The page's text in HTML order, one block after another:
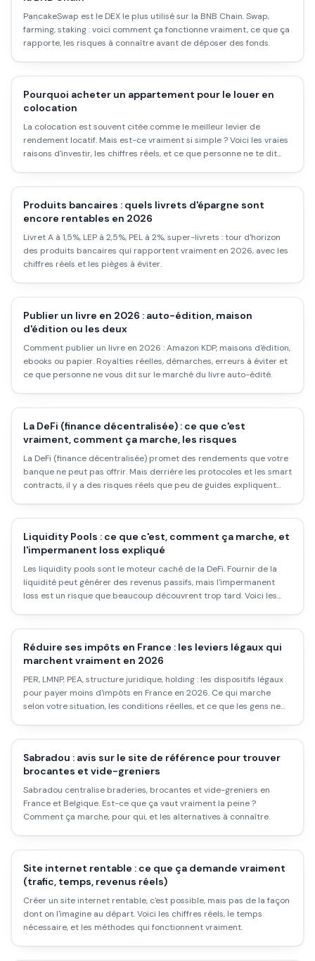
PancakeSwap est le DEX le plus utilisé sur la BNB Chain. Swap,
farming, staking : voici comment ça fonctionne vraiment, ce que ça
rapporte, les risques à connaître avant de déposer des fonds.
Pourquoi acheter un appartement pour le louer en
colocation
La colocation est souvent citée comme le meilleur levier de
rendement locatif. Mais est-ce vraiment si simple ? Voici les vraies
raisons d'investir, les chiffres réels, et ce que personne ne te dit
Produits bancaires : quels livrets d'épargne sont
encore rentables en 2026
Livret A à 1,5%, LEP à 2,5%, PEL à 2%, super-livrets : tour d'horizon
des produits bancaires qui rapportent vraiment en 2026, avec les
chiffres réels et les pièges à éviter.
Publier un livre en 2026 : auto-édition, maison
d'édition ou les deux
Comment publier un livre en 2026 : Amazon KDP, maisons d'édition,
ebooks ou papier. Royalties réelles, démarches, erreurs à éviter et
ce que personne ne vous dit sur le marché du livre auto-édité.
La DeFi (finance décentralisée) : ce que c'est
vraiment, comment ça marche, les risques
La DeFi (finance décentralisée) promet des rendements que votre
banque ne peut pas offrir. Mais derrière les protocoles et les smart
contracts, il y a des risques réels que peu de guides expliquent
Liquidity Pools : ce que c'est, comment ça marche, et
l'impermanent loss expliqué
Les liquidity pools sont le moteur caché de la DeFi. Fournir de la
liquidité peut générer des revenus passifs, mais l'impermanent
loss est un risque que beaucoup découvrent trop tard. Voici les
Réduire ses impôts en France : les leviers légaux qui
marchent vraiment en 2026
PER, LMNP, PEA, structure juridique, holding : les dispositifs légaux
pour payer moins d'impôts en France en 2026. Ce qui marche
selon votre situation, les conditions réelles, et ce que les gens ne
Sabradou : avis sur le site de référence pour trouver
brocantes et vide-greniers
Sabradou centralise braderies, brocantes et vide-greniers en
France et Belgique. Est-ce que ça vaut vraiment la peine ?
Comment ça marche, pour qui, et les alternatives à connaître.
Site internet rentable : ce que ça demande vraiment
(trafic, temps, revenus réels)
Créer un site internet rentable, c'est possible, mais pas de la façon
dont on l'imagine au départ. Voici les chiffres réels, le temps
nécessaire, et les méthodes qui fonctionnent vraiment.